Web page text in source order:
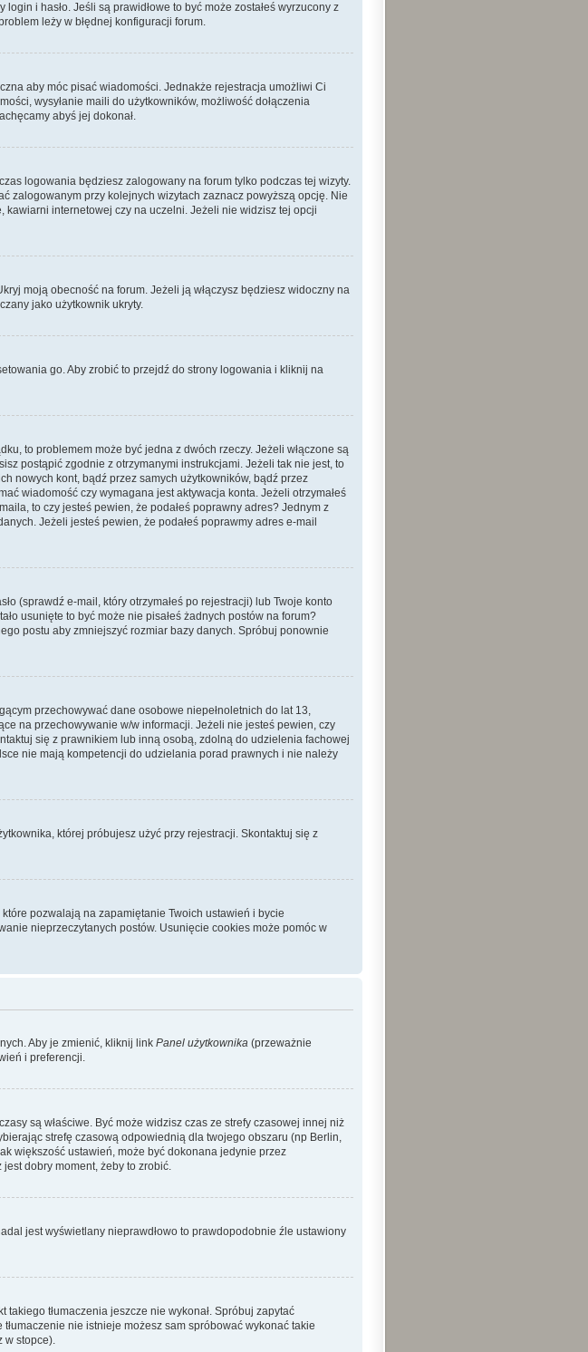
i hasło. Jeśli są prawidłowe to być może zostałeś wyrzucony z
leży w błędnej konfiguracji forum.
aby móc pisać wiadomości. Jednakże rejestracja umożliwi Ci
wysyłanie maili do użytkowników, możliwość dołączenia
abyś jej dokonał.
logowania będziesz zalogowany na forum tylko podczas tej wizyty.
zalogowanym przy kolejnych wizytach zaznacz powyższą opcję. Nie
internetowej czy na uczelni. Jeżeli nie widzisz tej opcji
moją obecność na forum. Jeżeli ją włączysz będziesz widoczny na
jako użytkownik ukryty.
go. Aby zrobić to przejdź do strony logowania i kliknij na
to problemem może być jedna z dwóch rzeczy. Jeżeli włączone są
postąpić zgodnie z otrzymanymi instrukcjami. Jeżeli tak nie jest, to
nowych kont, bądź przez samych użytkowników, bądź przez
wiadomość czy wymagana jest aktywacja konta. Jeżeli otrzymałeś
to czy jesteś pewien, że podałeś poprawny adres? Jednym z
Jeżeli jesteś pewien, że podałeś poprawmy adres e-mail
(sprawdź e-mail, który otrzymałeś po rejestracji) lub Twoje konto
usunięte to być może nie pisałeś żadnych postów na forum?
postu aby zmniejszyć rozmiar bazy danych. Spróbuj ponownie
przechowywać dane osobowe niepełnoletnich do lat 13,
na przechowywanie w/w informacji. Jeżeli nie jesteś pewien, czy
się z prawnikiem lub inną osobą, zdolną do udzielenia fachowej
nie mają kompetencji do udzielania porad prawnych i nie należy
której próbujesz użyć przy rejestracji. Skontaktuj się z
pozwalają na zapamiętanie Twoich ustawień i bycie
nieprzeczytanych postów. Usunięcie cookies może pomóc w
Aby je zmienić, kliknij link Panel użytkownika (przeważnie
i preferencji.
są właściwe. Być może widzisz czas ze strefy czasowej innej niż
strefę czasową odpowiednią dla twojego obszaru (np Berlin,
większość ustawień, może być dokonana jedynie przez
dobry moment, żeby to zrobić.
jest wyświetlany nieprawdłowo to prawdopodobnie źle ustawiony
tłumaczenia jeszcze nie wykonał. Spróbuj zapytać
nie istnieje możesz sam spróbować wykonać takie
w stopce).